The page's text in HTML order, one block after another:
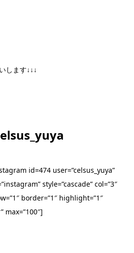
します↓↓↓
id=474 user=”celsus_yuya”
style=”cascade” col=”3″
border=”1″ highlight=”1″
max=”100″]